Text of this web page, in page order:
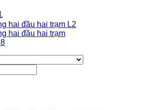
hai đầu hai trạm L2
hai đầu hai trạm